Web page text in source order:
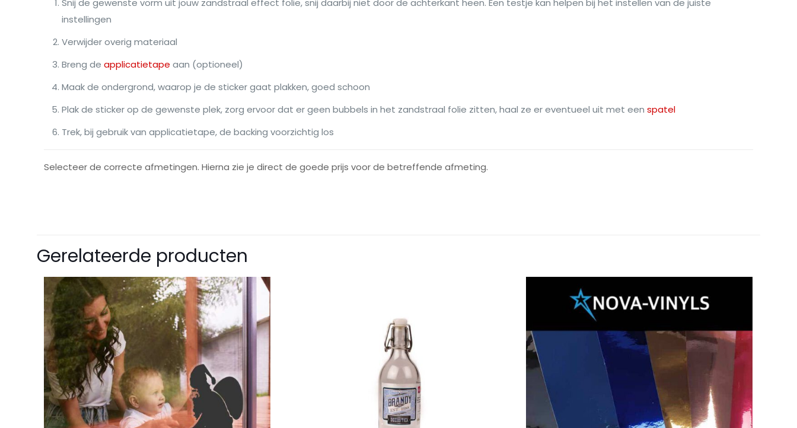
instellingen
Verwijder overig materiaal
Breng deapplicatietape aan (optioneel)
Maak de ondergrond, waarop je de sticker gaat plakken, goed schoon
Plak de sticker op de gewenste plek, zorg ervoor dat er geen bubbels in het zandstraal folie zitten, haal ze er eventueel uit met eenspatel
Trek, bij gebruik van applicatietape, de backing voorzichtig los
Selecteer de correcte afmetingen. Hierna zie je direct de goede prijs voor de betreffende afmeting.
Wees de eerste om “Zandstraal effect folie” te beoordelen
Je e-mailadres wordt niet gepubliceerd.
Je waardering
2 van de 5
4 van de 5
5 van de 5
Gerelateerde producten